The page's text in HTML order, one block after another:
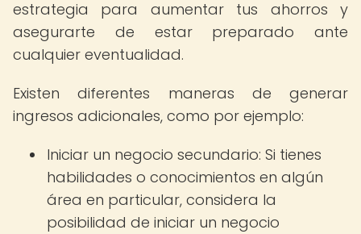
estrategia para aumentar tus ahorros y
asegurarte de estar preparado ante
cualquier eventualidad.
Existen diferentes maneras de generar
ingresos adicionales, como por ejemplo:
Iniciar un negocio secundario: Si tienes
habilidades o conocimientos en algún
área en particular, considera la
posibilidad de iniciar un negocio